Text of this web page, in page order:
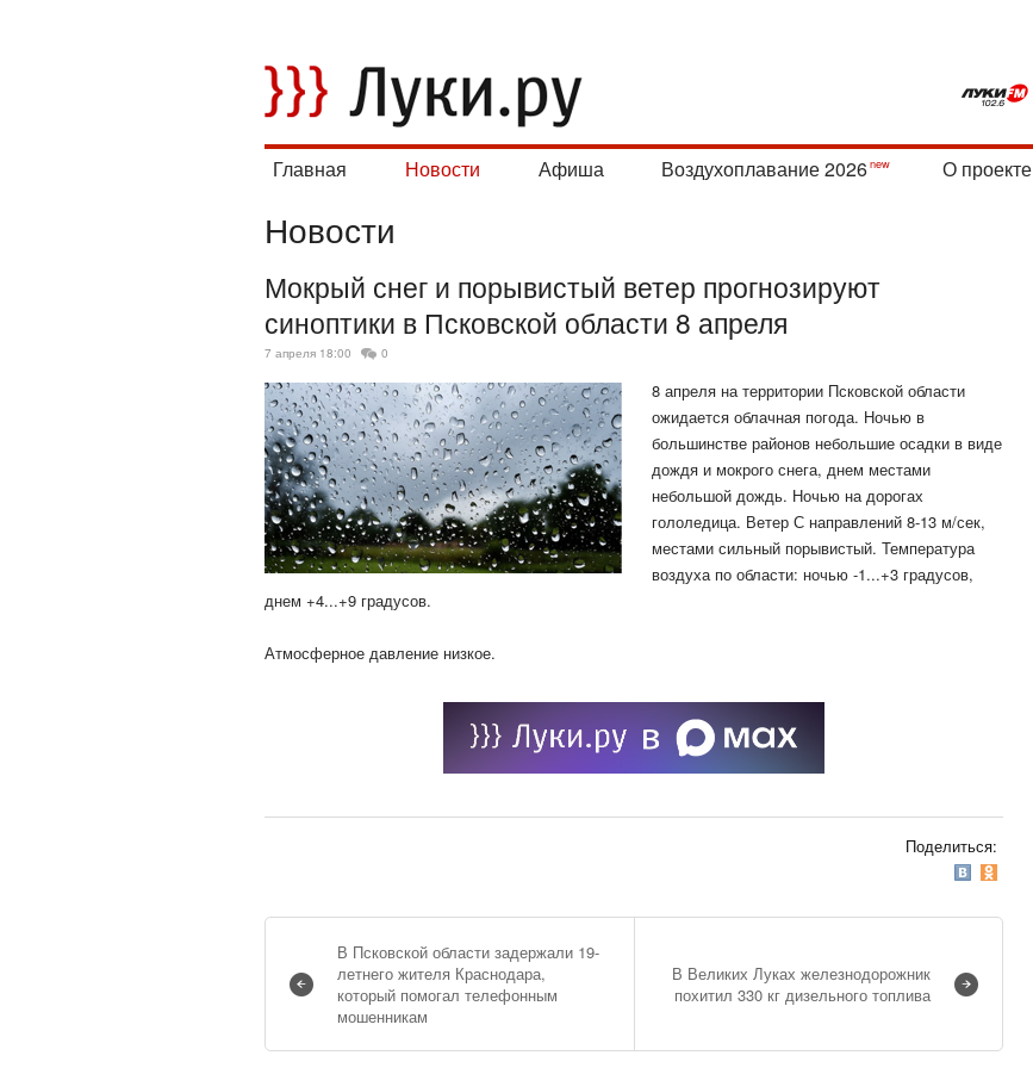
Главная Новости Афиша Воздухоплавание 2026 О проекте
Новости
Мокрый снег и порывистый ветер прогнозируют
синоптики в Псковской области 8 апреля
7 апреля 18:00 0
8 апреля на территории Псковской области
ожидается облачная погода. Ночью в
большинстве районов небольшие осадки в виде
дождя и мокрого снега, днем местами
небольшой дождь. Ночью на дорогах
гололедица. Ветер С направлений 8-13 м/сек,
местами сильный порывистый. Температура
воздуха по области: ночью -1...+3 градусов,
днем +4...+9 градусов.
Атмосферное давление низкое.
Поделиться:
В Псковской области задержали 19-
летнего жителя Краснодара,
который помогал телефонным
мошенникам
В Великих Луках железнодорожник
похитил 330 кг дизельного топлива